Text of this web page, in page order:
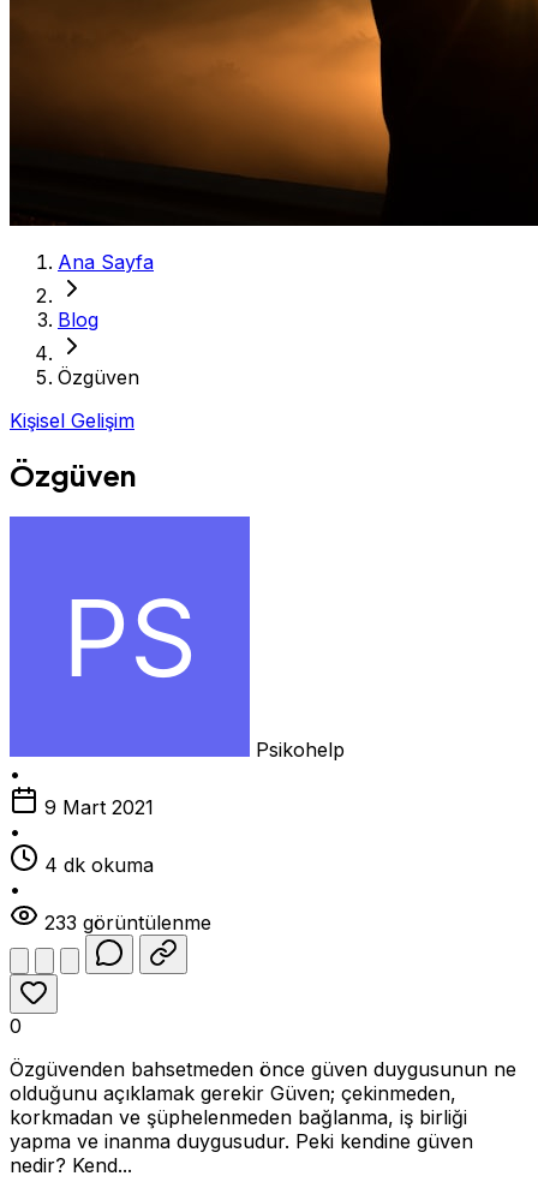
Ana Sayfa
Blog
Özgüven
Kişisel Gelişim
Özgüven
Psikohelp
•
9 Mart 2021
•
4 dk okuma
•
233 görüntülenme
0
Özgüvenden bahsetmeden önce güven duygusunun ne
olduğunu açıklamak gerekir Güven; çekinmeden,
korkmadan ve şüphelenmeden bağlanma, iş birliği
yapma ve inanma duygusudur. Peki kendine güven
nedir? Kend...